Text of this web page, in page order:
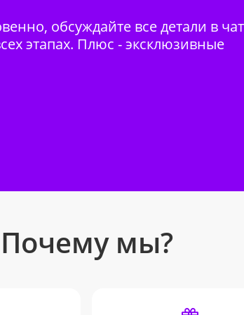
обсуждайте все детали в
этапах. Плюс - эксклюзивные
Почему мы?